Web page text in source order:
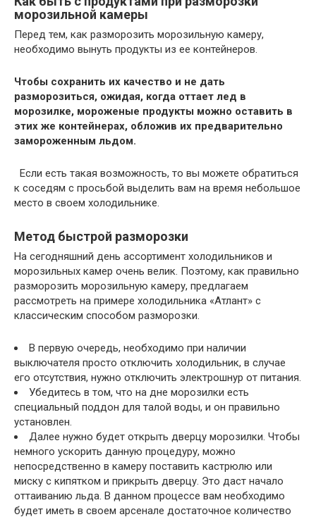
морозильной камеры
Перед тем, как разморозить морозильную камеру,
необходимо вынуть продукты из ее контейнеров.
Чтобы сохранить их качество и не дать
разморозиться, ожидая, когда оттает лед в
морозилке, мороженые продукты можно оставить в
этих же контейнерах, обложив их предварительно
замороженным льдом.
Если есть такая возможность, то вы можете обратиться
к соседям с просьбой выделить вам на время небольшое
место в своем холодильнике.
Метод быстрой разморозки
На сегодняшний день ассортимент холодильников и
морозильных камер очень велик. Поэтому, как правильно
разморозить морозильную камеру, предлагаем
рассмотреть на примере холодильника «Атлант» с
классическим способом разморозки.
В первую очередь, необходимо при наличии
выключателя просто отключить холодильник, в случае
его отсутствия, нужно отключить электрошнур от питания.
Убедитесь в том, что на дне морозилки есть
специальный поддон для талой воды, и он правильно
установлен.
Далее нужно будет открыть дверцу морозилки. Чтобы
немного ускорить данную процедуру, можно
непосредственно в камеру поставить кастрюлю или
миску с кипятком и прикрыть дверцу. Это даст начало
оттаиванию льда. В данном процессе вам необходимо
будет иметь в своем арсенале достаточное количество